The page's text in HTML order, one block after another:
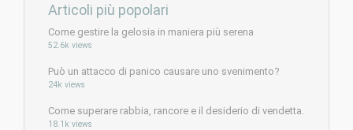
Articoli più popolari
Come gestire la gelosia in maniera più serena
52.6k views
Può un attacco di panico causare uno svenimento?
24k views
Come superare rabbia, rancore e il desiderio di vendetta.
18.1k views